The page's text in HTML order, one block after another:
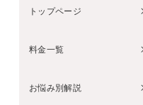
トップページ
料金一覧
お悩み別解説